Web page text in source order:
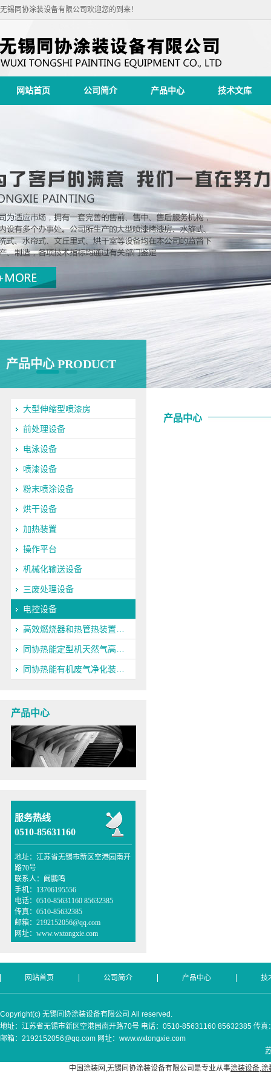
无锡同协涂装设备有限公司欢迎您的到来！
网站首页 公司简介 产品中心 技术文库
产品中心 PRODUCT
大型伸缩型喷漆房
前处理设备
电泳设备
喷漆设备
粉末喷涂设备
烘干设备
加热装置
操作平台
机械化输送设备
三废处理设备
电控设备
高效燃烧器和热管热装置…
同协热能定型机天然气高…
同协热能有机废气净化装…
产品中心
服务热线
0510-85631160
地址：江苏省无锡市新区空港园南开
路70号
联系人：阚鹏鸣
手机：13706195556
电话：0510-85631160 85632385
传真：0510-85632385
邮箱：2192152056@qq.com
网址：www.wxtongxie.com
产品中心
网站首页 公司简介 产品中心 技
Copyright(c) 无锡同协涂装设备有限公司 All reserved.
地址：江苏省无锡市新区空港园南开路70号 电话：0510-85631160 85632385 传
邮箱：2192152056@qq.com 网址：www.wxtongxie.com
中国涂装网,无锡同协涂装设备有限公司是专业从事涂装设备,涂